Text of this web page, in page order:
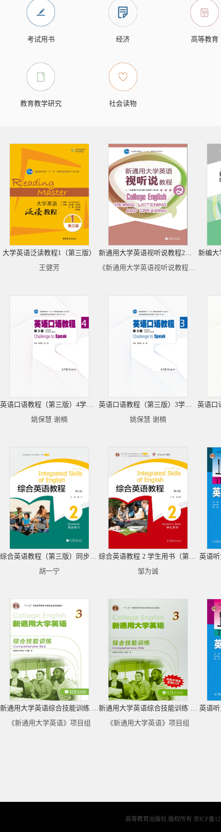
考试用书 经济 高等教育
教育教学研究 社会读物
大学英语泛读教程1（第三版）
王健芳
新通用大学英语视听说教程2（去捆绑物）
《新通用大学英语视听说教程》项目组
新编大
英语口语教程（第三版）4学生用书
姚保慧 谢楠
英语口语教程（第三版）3学生用书
姚保慧 谢楠
综合英语教程（第三版）同步练习2
胡一宁
综合英语教程 2 学生用书（第三版）
邹为诚
英语
新通用大学英语综合技能训练 3 ( 去捆绑物）
《新通用大学英语》项目组
新通用大学英语综合技能训练 3 ( 新封面）
《新通用大学英语》项目组
英语
高等教育出版社 版权所有 京ICP备